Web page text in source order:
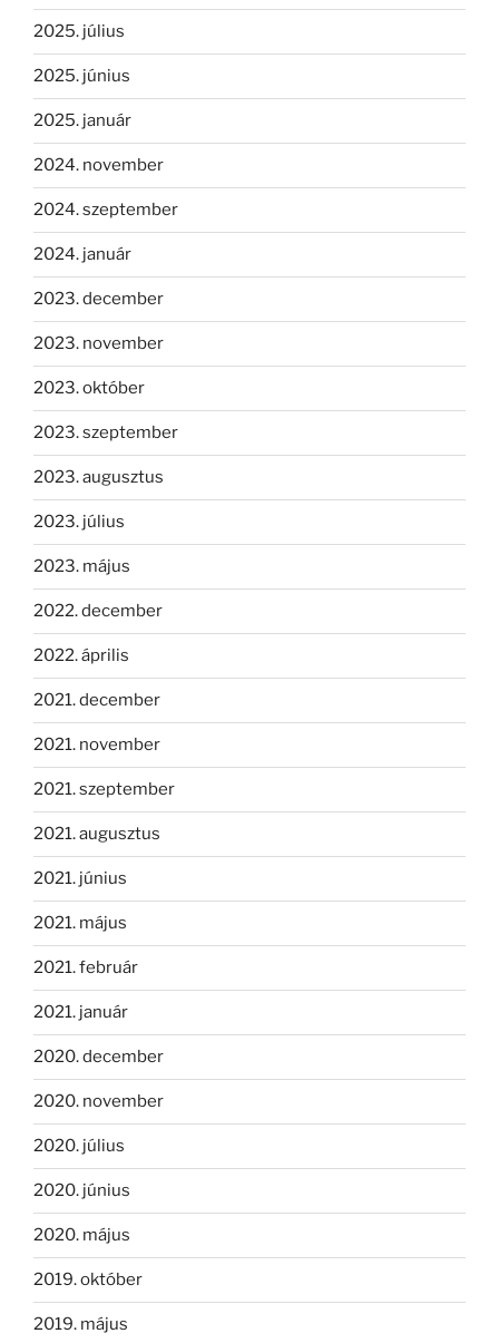
2025. július
2025. június
2025. január
2024. november
2024. szeptember
2024. január
2023. december
2023. november
2023. október
2023. szeptember
2023. augusztus
2023. július
2023. május
2022. december
2022. április
2021. december
2021. november
2021. szeptember
2021. augusztus
2021. június
2021. május
2021. február
2021. január
2020. december
2020. november
2020. július
2020. június
2020. május
2019. október
2019. május